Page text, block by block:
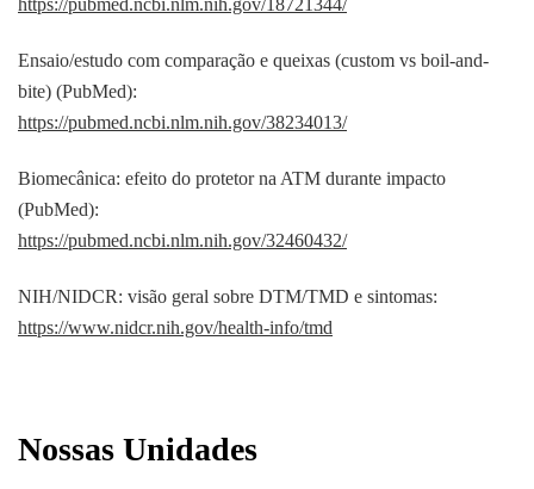
Ensaio/estudo com comparação e queixas (custom vs boil-and-
bite) (PubMed):
https://pubmed.ncbi.nlm.nih.gov/38234013/
Biomecânica: efeito do protetor na ATM durante impacto
(PubMed):
https://pubmed.ncbi.nlm.nih.gov/32460432/
NIH/NIDCR: visão geral sobre DTM/TMD e sintomas:
https://www.nidcr.nih.gov/health-info/tmd
Nossas Unidades